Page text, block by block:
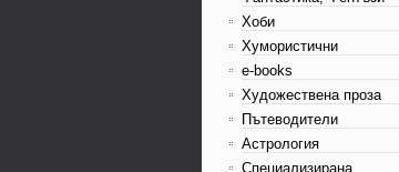
Хоби
Хумористични
e-books
Художествена проза
Пътеводители
Астрология
Специализирана